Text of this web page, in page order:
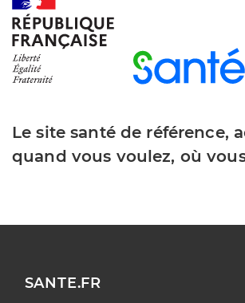
Le site santé de référence,
quand vous voulez, où
SANTE.FR